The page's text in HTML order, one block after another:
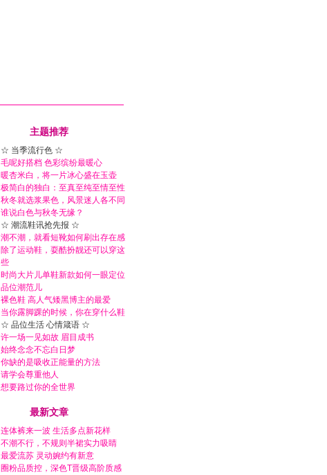
主题推荐
☆ 当季流行色 ☆
毛呢好搭档 色彩缤纷最暖心
暖杏米白，将一片冰心盛在玉壶
极简白的独白：至真至纯至情至性
秋冬就选浆果色，风景迷人各不同
谁说白色与秋冬无缘？
☆ 潮流鞋讯抢先报 ☆
潮不潮，就看短靴如何刷出存在感
除了运动鞋，耍酷扮靓还可以穿这
些
时尚大片儿单鞋新款如何一眼定位
品位潮范儿
裸色鞋 高人气矮黑博主的最爱
当你露脚踝的时候，你在穿什么鞋
☆ 品位生活 心情箴语 ☆
许一场一见如故 眉目成书
始终念念不忘白日梦
你缺的是吸收正能量的方法
请学会尊重他人
想要路过你的全世界
最新文章
连体裤来一波 生活多点新花样
不潮不行，不规则半裙实力吸睛
最爱流苏 灵动婉约有新意
圈粉品质控，深色T晋级高阶质感